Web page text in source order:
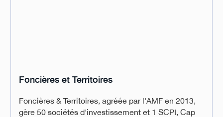
Foncières et Territoires
Foncières & Territoires, agréée par l'AMF en 2013,
gère 50 sociétés d'investissement et 1 SCPI, Cap